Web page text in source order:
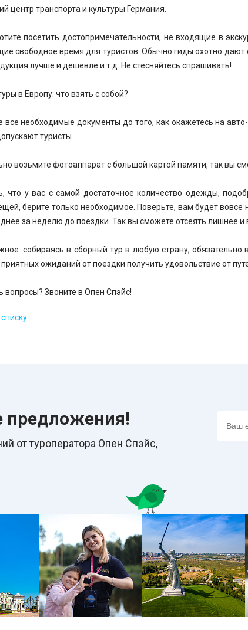
центр транспорта и культуры Германия.
посетить достопримечательности, не входящие в
свободное время для туристов. Обычно гиды охотно дают
лучше и дешевле и т.д. Не стесняйтесь спрашивать!
в Европу: что взять с собой?
все необходимые документы до того, как окажетесь на
туристы.
возьмите фотоаппарат с большой картой памяти, так вы
что у вас с самой достаточное количество одежды,
берите только необходимое. Поверьте, вам будет
за неделю до поездки. Так вы сможете отсеять лишнее и
собираясь в сборный тур в любую страну, обязательно
ожиданий от поездки получить удовольствие от
вопросы? Звоните в Опен Спэйс!
предложения!
от туроператора Опен Спэйс,